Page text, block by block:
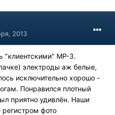
2013
"клиентскими" МР-3.
электроды аж белые,
исключительно хорошо -
Понравился плотный
приятно удивлён. Наши
фото